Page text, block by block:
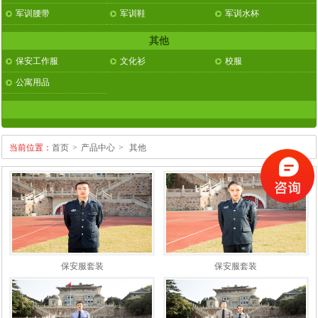
军训腰带 军训鞋 军训水杯
其他
保安工作服 文化衫 校服
公寓用品
当前位置：首页 > 产品中心 > 其他
保安服套装 保安服套装